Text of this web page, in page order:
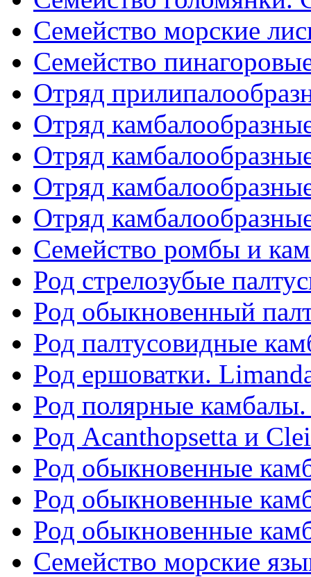
Семейство морские
Семейство
Отряд
Отряд
Отряд
Отряд
Отряд
Семейство ромбы и
Род стрелозубые
Род обыкновенный
Род палтусовидные
Род ершоватки.
Род полярные
Род Acanthopsetta и
Род обыкновенные
Род обыкновенные
Род обыкновенные
Семейство морские